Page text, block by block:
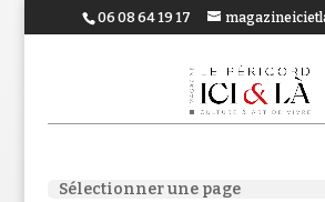
06 08 64 19 17
Sélectionner une page